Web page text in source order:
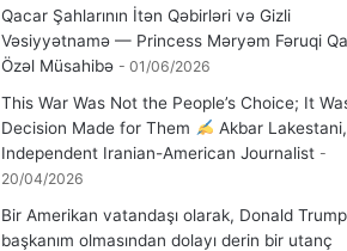
Qacar Şahlarının İtən Qəbirləri və Gizli
Vəsiyyətnamə — Princess Məryəm Fəruqi
Özəl Müsahibə
01/06/2026
This War Was Not the People’s Choice; It
Decision Made for Them
Akbar Lakestani,
Independent Iranian-American Journalist
20/04/2026
Bir Amerikan vatandaşı olarak, Donald
başkanım olmasından dolayı derin bir utanç